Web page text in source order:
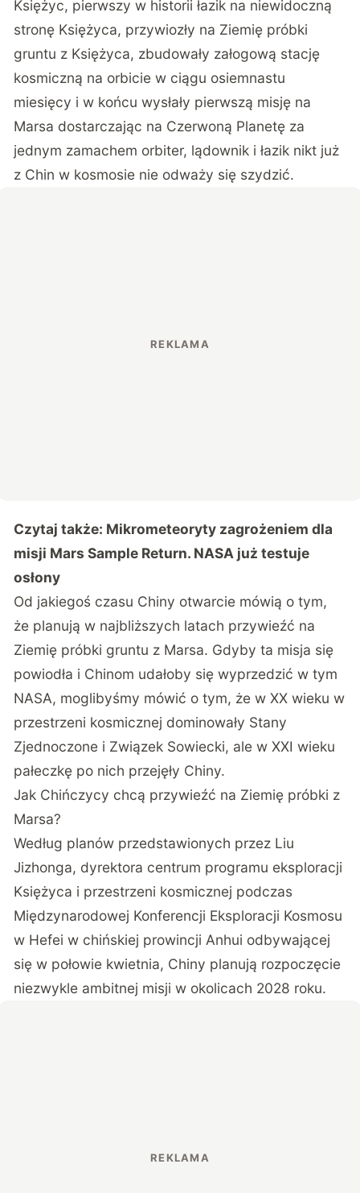
Księżyc, pierwszy w historii łazik na niewidoczną
stronę Księżyca, przywiozły na Ziemię próbki
gruntu z Księżyca, zbudowały załogową stację
kosmiczną na orbicie w ciągu osiemnastu
miesięcy i w końcu wysłały pierwszą misję na
Marsa dostarczając na Czerwoną Planetę za
jednym zamachem orbiter, lądownik i łazik nikt już
z Chin w kosmosie nie odważy się szydzić.
Czytaj także: Mikrometeoryty zagrożeniem dla
misji Mars Sample Return. NASA już testuje
osłony
Od jakiegoś czasu Chiny otwarcie mówią o tym,
że planują w najbliższych latach przywieźć na
Ziemię próbki gruntu z Marsa. Gdyby ta misja się
powiodła i Chinom udałoby się wyprzedzić w tym
NASA, moglibyśmy mówić o tym, że w XX wieku w
przestrzeni kosmicznej dominowały Stany
Zjednoczone i Związek Sowiecki, ale w XXI wieku
pałeczkę po nich przejęły Chiny.
Jak Chińczycy chcą przywieźć na Ziemię próbki z
Marsa?
Według planów przedstawionych przez Liu
Jizhonga, dyrektora centrum programu eksploracji
Księżyca i przestrzeni kosmicznej podczas
Międzynarodowej Konferencji Eksploracji Kosmosu
w Hefei w chińskiej prowincji Anhui odbywającej
się w połowie kwietnia, Chiny planują rozpoczęcie
niezwykle ambitnej misji w okolicach 2028 roku.